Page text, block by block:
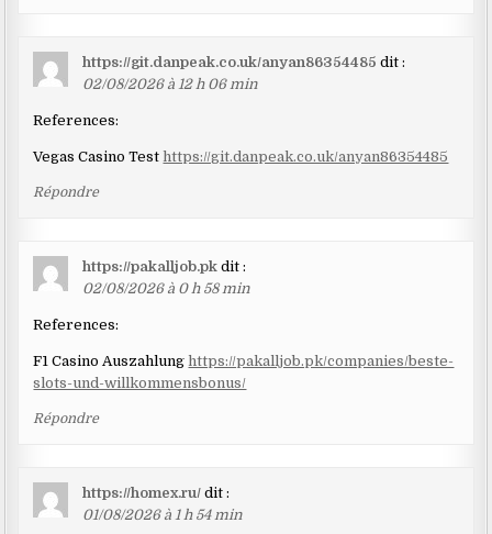
https://git.danpeak.co.uk/anyan86354485 dit :
02/08/2026 à 12 h 06 min
References:
Vegas Casino Test https://git.danpeak.co.uk/anyan86354485
Répondre
https://pakalljob.pk dit :
02/08/2026 à 0 h 58 min
References:
F1 Casino Auszahlunghttps://pakalljob.pk/companies/beste-
slots-und-willkommensbonus/
Répondre
https://homex.ru/ dit :
01/08/2026 à 1 h 54 min